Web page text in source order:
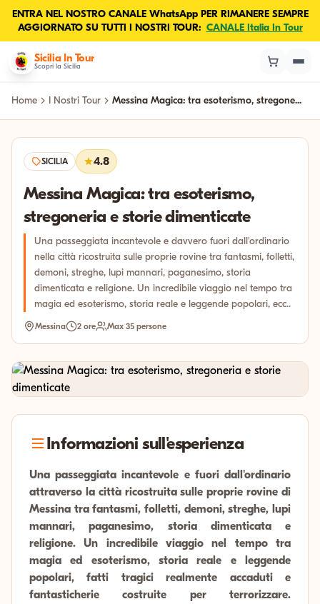
ENTRA NEL NOSTRO CANALE WhatsApp PER RIMANERE SEMPRE
AGGIORNATO SU TUTTI I NOSTRI TOUR: CANALE Italia In Tour
Sicilia In Tour
Scopri la Sicilia
Home I Nostri Tour Messina Magica: tra esoterismo, stregone...
SICILIA 4.8
Messina Magica: tra esoterismo,
stregoneria e storie dimenticate
Una passeggiata incantevole e davvero fuori dall'ordinario
nella città ricostruita sulle proprie rovine tra fantasmi, folletti,
demoni, streghe, lupi mannari, paganesimo, storia
dimenticata e religione. Un incredibile viaggio nel tempo tra
magia ed esoterismo, storia reale e leggende popolari, ecc..
Messina 2 ore Max 35 persone
Informazioni sull'esperienza
Una passeggiata incantevole e fuori dall'ordinario
attraverso la città ricostruita sulle proprie rovine di
Messina tra fantasmi, folletti, demoni, streghe, lupi
mannari, paganesimo, storia dimenticata e
religione. Un incredibile viaggio nel tempo tra
magia ed esoterismo, storia reale e leggende
popolari, fatti tragici realmente accaduti e
fantasticherie costruite per terrorizzare.